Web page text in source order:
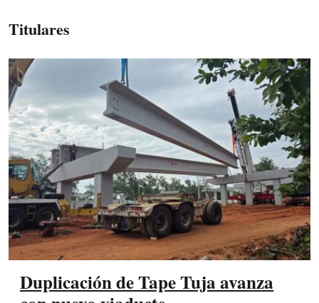
Titulares
Duplicación de Tape Tuja avanza